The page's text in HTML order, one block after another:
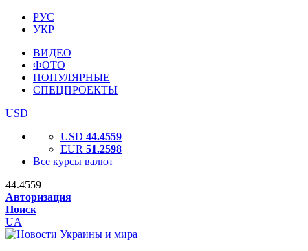
РУС
УКР
ВИДЕО
ФОТО
ПОПУЛЯРНЫЕ
СПЕЦПРОЕКТЫ
USD
USD 44.4559
EUR 51.2598
Все курсы валют
44.4559
Авторизация
Поиск
UA